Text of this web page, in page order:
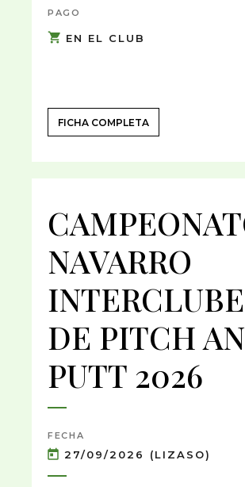
PAGO
EN EL CLUB
FICHA COMPLETA
NAVARRO
DE PITCH
PUTT 2026
FECHA
27/09/2026 (LIZASO)